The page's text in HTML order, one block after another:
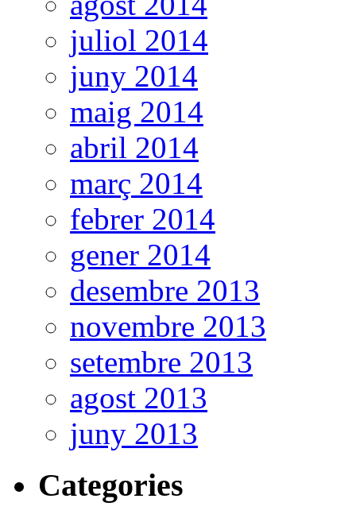
juliol 2014
juny 2014
maig 2014
abril 2014
març 2014
febrer 2014
gener 2014
desembre 2013
novembre 2013
setembre 2013
agost 2013
juny 2013
Categories